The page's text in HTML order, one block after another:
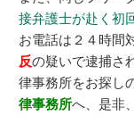
接弁護士が赴く初
お電話は２４時間
反の疑いで逮捕さ
律事務所をお探し
律事務所へ、是非